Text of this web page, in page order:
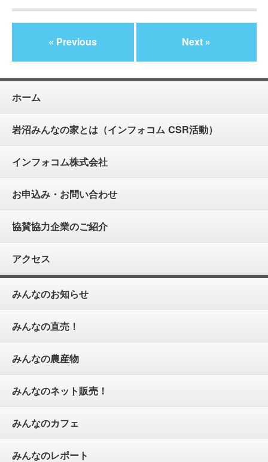
« Previous Next »
ホーム
岩沼みんなの家とは（インフォコム CSR活動）
インフォコム株式会社
お申込み・お問い合わせ
協賛協力企業のご紹介
アクセス
みんなのお知らせ
みんなの直売！
みんなの農産物
みんなのネット販売！
みんなのカフェ
みんなのレポート